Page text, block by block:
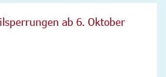
ab 6. Oktober